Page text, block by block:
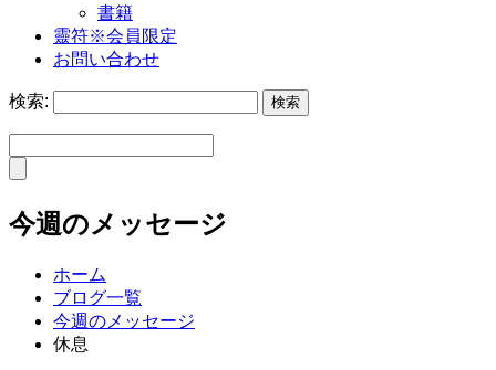
書籍
靈符※会員限定
お問い合わせ
検索:
今週のメッセージ
ホーム
ブログ一覧
今週のメッセージ
休息